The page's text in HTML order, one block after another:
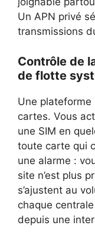
Un APN privé
transmissions
Contrôle de
de flotte
Une
cartes. Vous
une SIM en
toute carte qui
une alarme :
site n’est plus
s’ajustent au
chaque
depuis une